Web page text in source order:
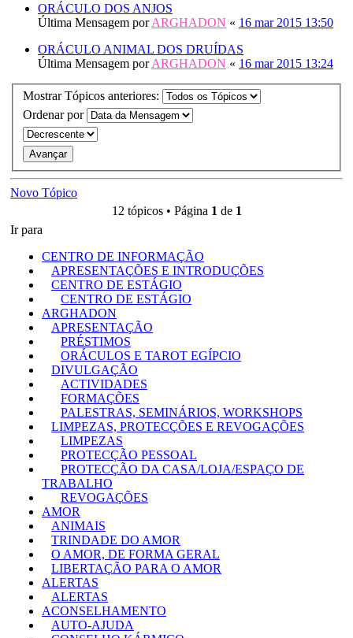
ORÁCULO DOS ANJOS
Última Mensagem porARGHADON « 16 mar 2015 13:50
ORÁCULO ANIMAL DOS DRUÍDAS
Última Mensagem porARGHADON « 16 mar 2015 13:24
Mostrar Tópicos anteriores:
Ordenar por
Novo Tópico
12 tópicos • Página 1 de 1
Ir para
CENTRO DE INFORMAÇÃO
APRESENTAÇÕES E INTRODUÇÕES
CENTRO DE ESTÁGIO
CENTRO DE ESTÁGIO
ARGHADON
APRESENTAÇÃO
PRÉSTIMOS
ORÁCULOS E TAROT EGÍPCIO
DIVULGAÇÃO
ACTIVIDADES
FORMAÇÕES
PALESTRAS, SEMINÁRIOS, WORKSHOPS
LIMPEZAS, PROTECÇÕES E REVOGAÇÕES
LIMPEZAS
PROTECÇÃO PESSOAL
PROTECÇÃO DA CASA/LOJA/ESPAÇO DE
TRABALHO
REVOGAÇÕES
AMOR
ANIMAIS
TRINDADE DO AMOR
O AMOR, DE FORMA GERAL
LIBERTAÇÃO PARA O AMOR
ALERTAS
ALERTAS
ACONSELHAMENTO
AUTO-AJUDA